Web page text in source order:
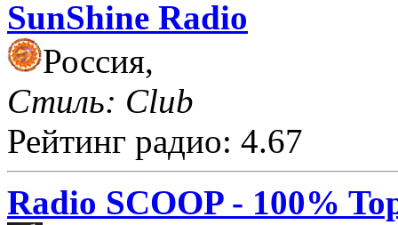
SunShine Radio
Россия,
Стиль: Club
Рейтинг радио: 4.67
Radio SCOOP - 100%